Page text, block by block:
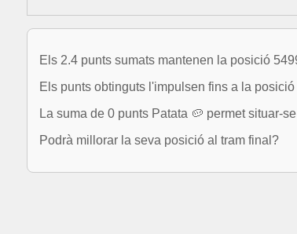
Els 2.4 punts sumats mantenen la posició
Els punts obtinguts l'impulsen fins a la
La suma de 0 punts Patata 🥔 permet situar-
Podrà millorar la seva posició al tram final?